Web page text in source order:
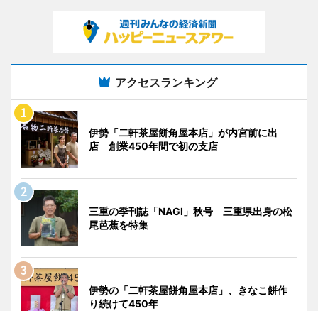
アクセスランキング
伊勢「二軒茶屋餅角屋本店」が内宮前に出
店 創業450年間で初の支店
三重の季刊誌「NAGI」秋号 三重県出身の松
尾芭蕉を特集
伊勢の「二軒茶屋餅角屋本店」、きなこ餅作
り続けて450年